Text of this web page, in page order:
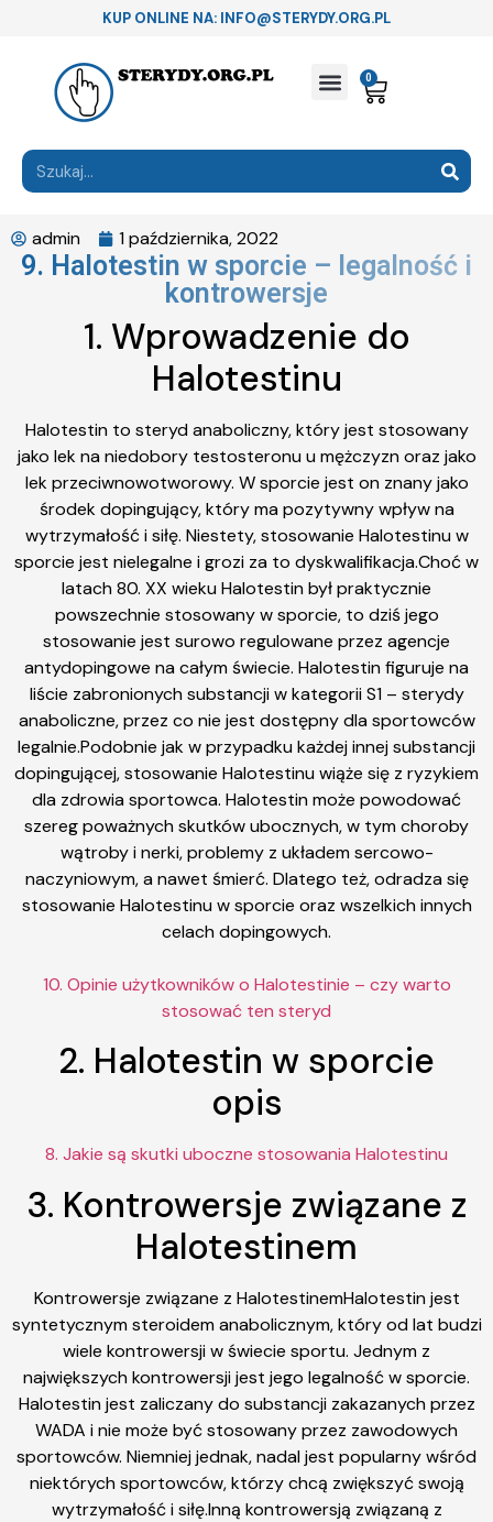
KUP ONLINE NA: INFO@STERYDY.ORG.PL
0
admin 1 października, 2022
9. Halotestin w sporcie – legalność i
kontrowersje
1. Wprowadzenie do
Halotestinu
Halotestin to steryd anaboliczny, który jest stosowany
jako lek na niedobory testosteronu u mężczyzn oraz jako
lek przeciwnowotworowy. W sporcie jest on znany jako
środek dopingujący, który ma pozytywny wpływ na
wytrzymałość i siłę. Niestety, stosowanie Halotestinu w
sporcie jest nielegalne i grozi za to dyskwalifikacja.Choć w
latach 80. XX wieku Halotestin był praktycznie
powszechnie stosowany w sporcie, to dziś jego
stosowanie jest surowo regulowane przez agencje
antydopingowe na całym świecie. Halotestin figuruje na
liście zabronionych substancji w kategorii S1 – sterydy
anaboliczne, przez co nie jest dostępny dla sportowców
legalnie.Podobnie jak w przypadku każdej innej substancji
dopingującej, stosowanie Halotestinu wiąże się z ryzykiem
dla zdrowia sportowca. Halotestin może powodować
szereg poważnych skutków ubocznych, w tym choroby
wątroby i nerki, problemy z układem sercowo-
naczyniowym, a nawet śmierć. Dlatego też, odradza się
stosowanie Halotestinu w sporcie oraz wszelkich innych
celach dopingowych.
10. Opinie użytkowników o Halotestinie – czy warto
stosować ten steryd
2. Halotestin w sporcie
opis
8. Jakie są skutki uboczne stosowania Halotestinu
3. Kontrowersje związane z
Halotestinem
Kontrowersje związane z HalotestinemHalotestin jest
syntetycznym steroidem anabolicznym, który od lat budzi
wiele kontrowersji w świecie sportu. Jednym z
największych kontrowersji jest jego legalność w sporcie.
Halotestin jest zaliczany do substancji zakazanych przez
WADA i nie może być stosowany przez zawodowych
sportowców. Niemniej jednak, nadal jest popularny wśród
niektórych sportowców, którzy chcą zwiększyć swoją
wytrzymałość i siłę.Inną kontrowersją związaną z